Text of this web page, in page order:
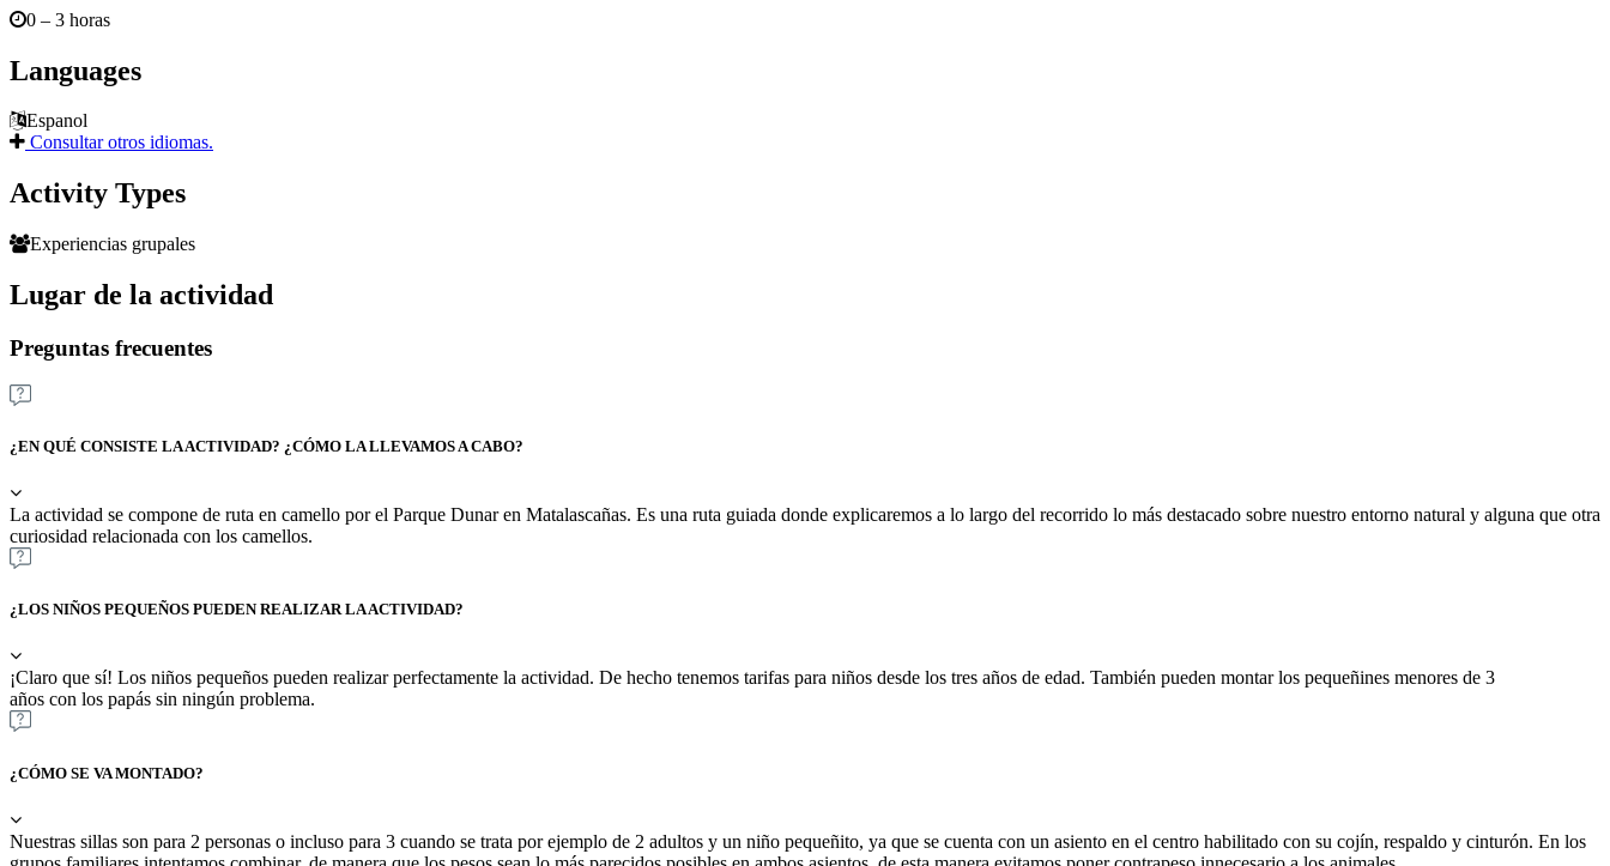
0 – 3 horas
Languages
Espanol
Consultar otros idiomas.
Activity Types
Experiencias grupales
Lugar de la actividad
Preguntas frecuentes
¿EN QUÉ CONSISTE LA ACTIVIDAD? ¿CÓMO LA LLEVAMOS A CABO?
La actividad se compone de ruta en camello por el Parque Dunar en Matalascañas. Es una ruta guiada donde explicaremos a lo largo del recorrido lo más destacado sobre nuestro entorno natural y alguna que otra
curiosidad relacionada con los camellos.
¿LOS NIÑOS PEQUEÑOS PUEDEN REALIZAR LA ACTIVIDAD?
¡Claro que sí! Los niños pequeños pueden realizar perfectamente la actividad. De hecho tenemos tarifas para niños desde los tres años de edad. También pueden montar los pequeñines menores de 3
años con los papás sin ningún problema.
¿CÓMO SE VA MONTADO?
Nuestras sillas son para 2 personas o incluso para 3 cuando se trata por ejemplo de 2 adultos y un niño pequeñito, ya que se cuenta con un asiento en el centro habilitado con su cojín, respaldo y cinturón. En los